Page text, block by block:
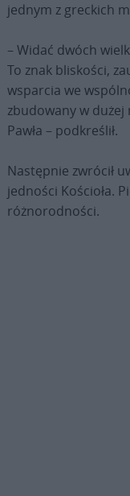
jednym z greckich
– Widać dwóch
To znak bliskości,
wsparcia we
zbudowany w dużej
Pawła – podkreślił.
Następnie zwrócił
jedności Kościoła.
różnorodności.